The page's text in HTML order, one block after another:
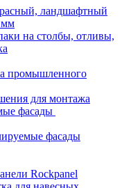
ландшафтный
мм
на столбы, отливы,
промышленного
для монтажа
фасады
фасады
Rockpanel